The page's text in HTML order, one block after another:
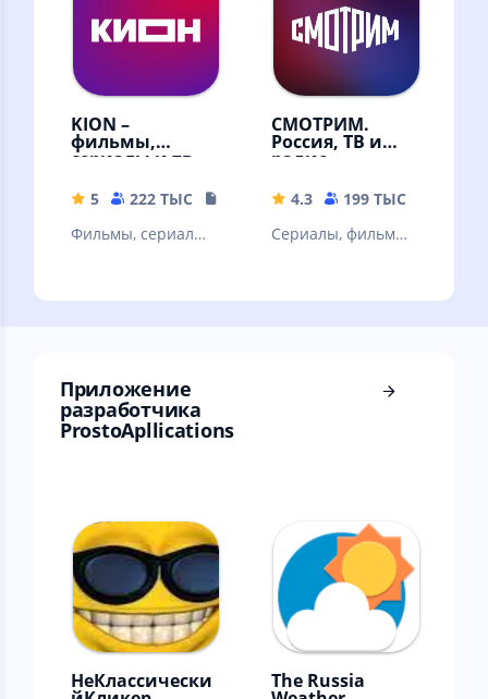
KION –
фильмы,
сериалы и тв
5 222 ТЫС
108.87 MB
Фильмы, сериалы
СМОТРИМ.
Россия, ТВ и
радио
4.3 199 ТЫС
Сериалы, фильмы,
Приложение
разработчика
ProstoApllications
НеКлассически The Russia